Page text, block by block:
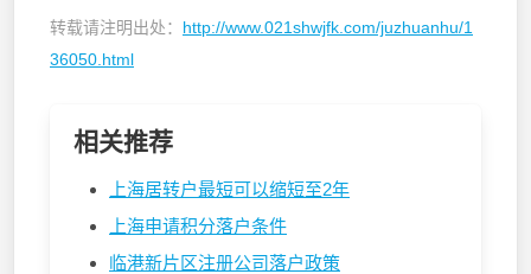
转载请注明出处： http://www.021shwjfk.com/juzhuanhu/1
36050.html
相关推荐
上海居转户最短可以缩短至2年
上海申请积分落户条件
临港新片区注册公司落户政策